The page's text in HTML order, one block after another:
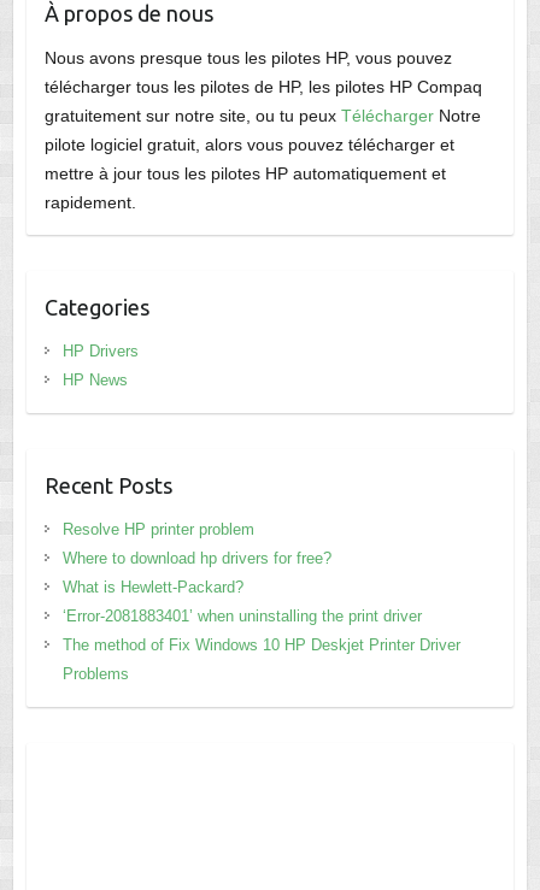
À propos de nous
Nous avons presque tous les pilotes HP, vous pouvez
télécharger tous les pilotes de HP, les pilotes HP Compaq
gratuitement sur notre site, ou tu peux TéléchargerNotre
pilote logiciel gratuit, alors vous pouvez télécharger et
mettre à jour tous les pilotes HP automatiquement et
rapidement.
Categories
HP Drivers
HP News
Recent Posts
Resolve HP printer problem
Where to download hp drivers for free?
What is Hewlett-Packard?
‘Error-2081883401’ when uninstalling the print driver
The method of Fix Windows 10 HP Deskjet Printer Driver
Problems